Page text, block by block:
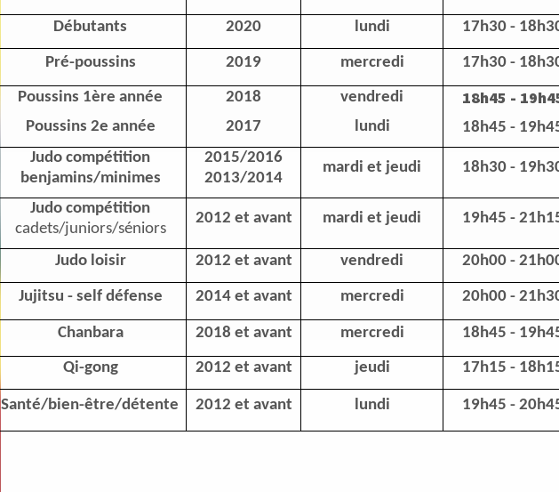
Débutants 2020 lundi 17h30 -
Pré-poussins 2019 mercredi 17h30 -
Poussins 1ère année
Poussins 2e année
2018
2017
vendredi
lundi
18h45 -
18h45 -
Judo compétition
benjamins/minimes
2015/2016
2013/2014
mardi et jeudi 18h30 -
Judo compétition
cadets/juniors/séniors
2012 et avant mardi et jeudi 19h45 -
Judo loisir 2012 et avant vendredi 20h00 -
Jujitsu - self défense 2014 et avant mercredi 20h00 -
Chanbara 2018 et avant mercredi 18h45 -
Qi-gong 2012 et avant jeudi 17h15 -
Santé/bien-être/détente 2012 et avant lundi 19h45 -